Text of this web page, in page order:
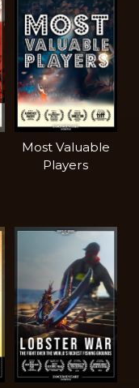
Most Valuable
Players